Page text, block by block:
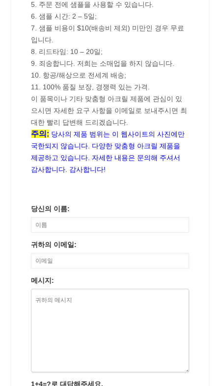
5. 주문 전에 샘플을 사용할 수 있습니다.
6. 샘플 시간: 2 – 5일;
7. 샘플 비용이 $10(배송비 제외) 미만인 경우 무료
입니다.
8. 리드타임: 10 – 20일;
9. 죄송합니다. 저희는 소매업을 하지 않습니다.
10. 항공/해상으로 전세계 배송;
11. 100% 품질 보장, 경쟁력 있는 가격.
이 품목이나 기타 맞춤형 아크릴 제품에 관심이 있
으시면 자세한 요구 사항을 이메일로 보내주시면 최
대한 빨리 답변해 드리겠습니다.
주의: 당사의 제품 범위는 이 웹사이트의 사진에만
국한되지 않습니다. 다양한 맞춤형 아크릴 제품을
제공하고 있습니다. 자세한 내용은 문의해 주셔서
감사합니다. 감사합니다!
당신의 이름:
귀하의 이메일:
메시지:
1+4=?로 대답해주세요.